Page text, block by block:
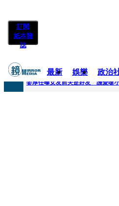
訂閱
紙本雜
誌
最新 娛樂 政治
快訊
姜厚任曝女友前夫是好友 護愛嗆